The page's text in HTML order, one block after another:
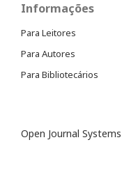
Informações
Para Leitores
Para Autores
Para Bibliotecários
Open Journal Systems